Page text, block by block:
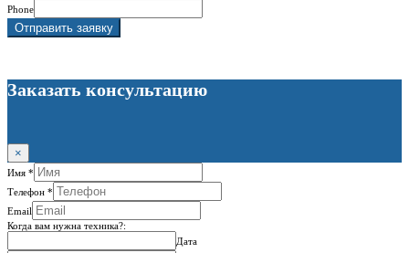
Phone
Отправить заявку
Заказать консультацию
×
Имя *
Телефон *
Email
Когда вам нужна техника?:
Дата